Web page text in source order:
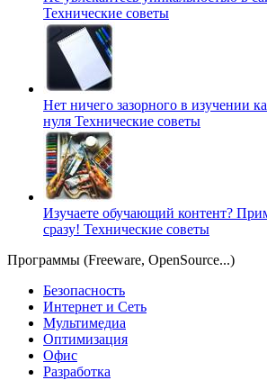
Технические советы
Нет ничего зазорного в изучении
нуля Технические советы
Изучаете обучающий контент?
сразу! Технические советы
Программы (Freeware, OpenSource...)
Безопасность
Интернет и Сеть
Мультимедиа
Оптимизация
Офис
Разработка